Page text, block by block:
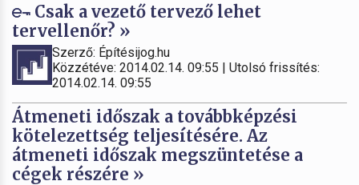
Csak a vezető tervező lehet
tervellenőr? »
Szerző: Építésijog.hu
Közzétéve: 2014.02.14. 09:55 | Utolsó frissítés:
2014.02.14. 09:55
Átmeneti időszak a továbbképzési
kötelezettség teljesítésére. Az
átmeneti időszak megszüntetése a
cégek részére »